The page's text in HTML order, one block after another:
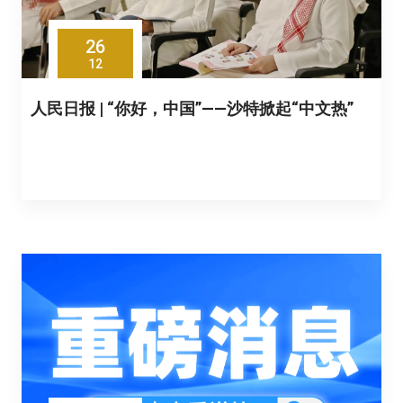
26
12
人民日报 | “你好，中国”——沙特掀起“中文热”